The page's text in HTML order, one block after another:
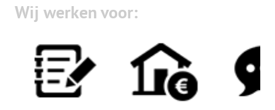
Wij werken voor: